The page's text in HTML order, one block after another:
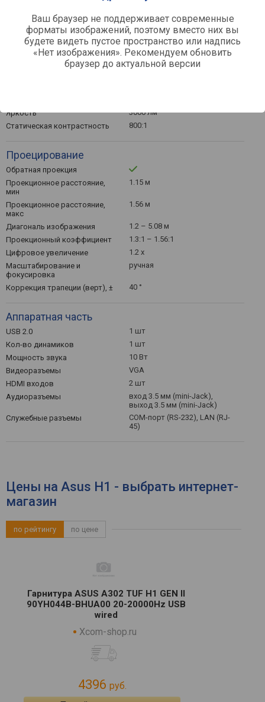
Ваш браузер не поддерживает современные
форматы изображений, поэтому вместо них вы
будете видеть пустое пространство или надпись
«Нет изображения». Рекомендуем обновить
браузер до актуальной версии
Габариты (ВхШхГ)
5.7 кг
Код EAN / UPS / GTIN
4718017816595
Лампа и изображение
Яркость
3000 лм
Статическая контрастность
800:1
Проецирование
Обратная проекция
Проекционное расстояние,
мин
1.15 м
Проекционное расстояние,
макс
1.56 м
Диагональ изображения
1.2 – 5.08 м
Проекционный коэффициент
1.3:1 – 1.56:1
Цифровое увеличение
1.2 x
Масштабирование и
фокусировка
ручная
Коррекция трапеции (верт), ± 40 °
Аппаратная часть
USB 2.0
1 шт
Кол-во динамиков
1 шт
Мощность звука
10 Вт
Видеоразъемы
VGA
HDMI входов
2 шт
Аудиоразъемы
вход 3.5 мм (mini-Jack),
выход 3.5 мм (mini-Jack)
Служебные разъемы
COM-порт (RS-232), LAN (RJ-
45)
Цены на Asus H1 - выбрать интернет-
магазин
по рейтингу по цене
Гарнитура ASUS A302 TUF H1 GEN II
90YH044B-BHUA00 20-20000Hz USB
wired
Xcom-shop.ru
4396 руб.